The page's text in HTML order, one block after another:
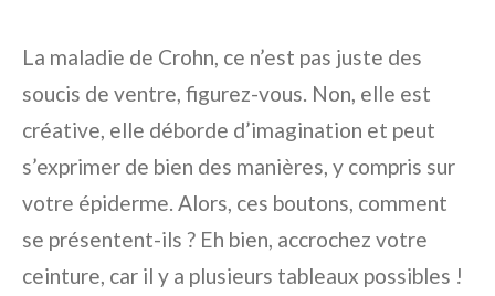
La maladie de Crohn, ce n’est pas juste des
soucis de ventre, figurez-vous. Non, elle est
créative, elle déborde d’imagination et peut
s’exprimer de bien des manières, y compris sur
votre épiderme. Alors, ces boutons, comment
se présentent-ils ? Eh bien, accrochez votre
ceinture, car il y a plusieurs tableaux possibles !